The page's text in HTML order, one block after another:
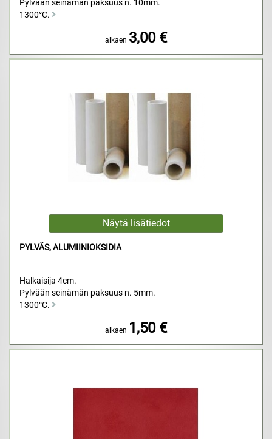
Pylvään seinämän paksuus n. 10mm.
1300°C.
alkaen 3,00 €
PYLVÄS, ALUMIINIOKSIDIA
Halkaisija 4cm.
Pylvään seinämän paksuus n. 5mm.
1300°C.
alkaen 1,50 €